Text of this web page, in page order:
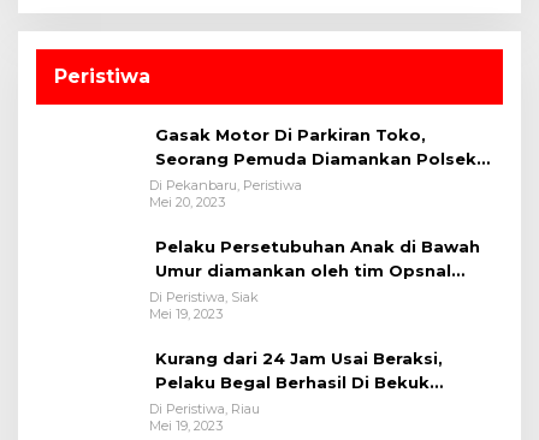
Peristiwa
Gasak Motor Di Parkiran Toko,
Seorang Pemuda Diamankan Polsek
Bukit Raya
Di Pekanbaru, Peristiwa
Mei 20, 2023
Pelaku Persetubuhan Anak di Bawah
Umur diamankan oleh tim Opsnal
Polsek Tualang-Polres Siak-Polda Riau
Di Peristiwa, Siak
Mei 19, 2023
Kurang dari 24 Jam Usai Beraksi,
Pelaku Begal Berhasil Di Bekuk
Satreskrim Polres Kuansing
Di Peristiwa, Riau
Mei 19, 2023